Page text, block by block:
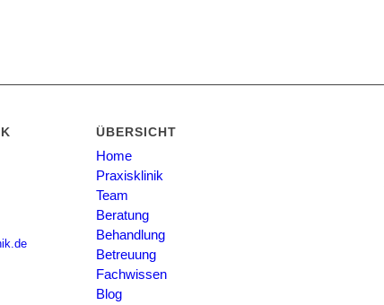
ÜBERSICHT
Home
Praxisklinik
Team
Beratung
Behandlung
Betreuung
Fachwissen
Blog